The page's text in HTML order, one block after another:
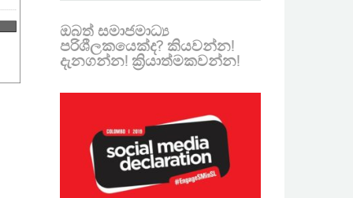
ඔබත් සමාජමාධ්‍ය
පරිශීලකයෙක්ද? කියවන්න!
දැනගන්න! ක්‍රියාත්මකවන්න!